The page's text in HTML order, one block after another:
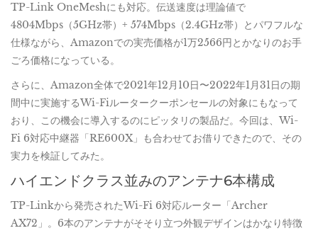
TP-Link OneMeshにも対応。伝送速度は理論値で
4804Mbps（5GHz帯）+ 574Mbps（2.4GHz帯）とパワフルな
仕様ながら、Amazonでの実売価格が1万2566円とかなりのお手
ごろ価格になっている。
さらに、Amazon全体で2021年12月10日〜2022年1月31日の期
間中に実施するWi-Fiルータークーポンセールの対象にもなって
おり、この機会に導入するのにピッタリの製品だ。今回は、Wi-
Fi 6対応中継器「RE600X」も合わせてお借りできたので、その
実力を検証してみた。
ハイエンドクラス並みのアンテナ6本構成
TP-Linkから発売されたWi-Fi 6対応ルーター「Archer
AX72」。6本のアンテナがそそり立つ外観デザインはかなり特徴